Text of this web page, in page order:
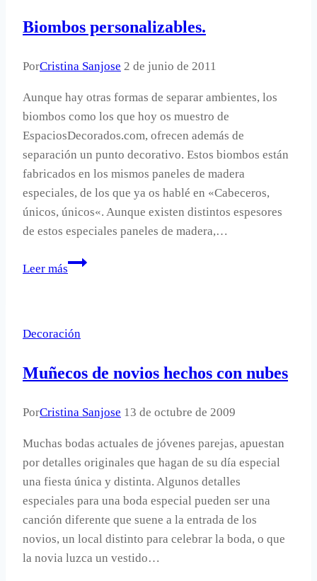
dientes.
Biombos personalizables.
PorCristina Sanjose 2 de junio de 2011
Aunque hay otras formas de separar ambientes, los
biombos como los que hoy os muestro de
EspaciosDecorados.com, ofrecen además de
separación un punto decorativo. Estos biombos están
fabricados en los mismos paneles de madera
especiales, de los que ya os hablé en «Cabeceros,
únicos, únicos«. Aunque existen distintos espesores
de estos especiales paneles de madera,…
Leer más
Biombos
Decoración
Muñecos de novios hechos con nubes
PorCristina Sanjose 13 de octubre de 2009
Muchas bodas actuales de jóvenes parejas, apuestan
por detalles originales que hagan de su día especial
una fiesta única y distinta. Algunos detalles
especiales para una boda especial pueden ser una
canción diferente que suene a la entrada de los
novios, un local distinto para celebrar la boda, o que
la novia luzca un vestido…